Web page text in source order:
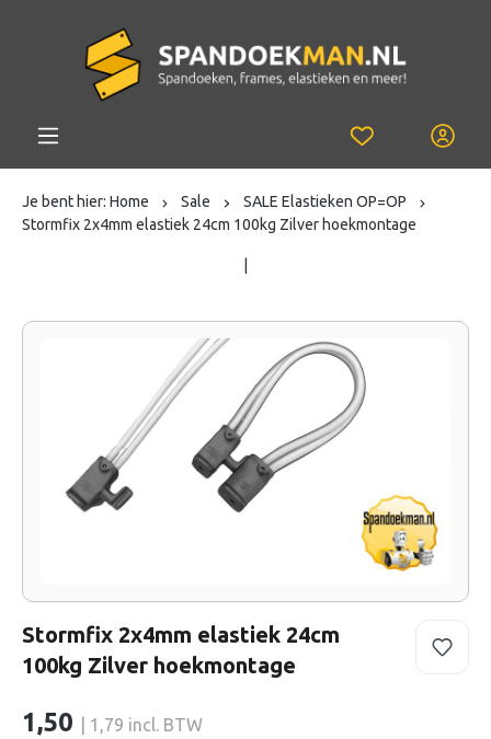
Je bent hier: Home Sale
SALE Elastieken OP=OP
Stormfix 2x4mm elastiek 24cm 100kg Zilver hoekmontage
Stormfix 2x4mm elastiek 24cm
100kg Zilver hoekmontage
1,50 | 1,79 incl. BTW